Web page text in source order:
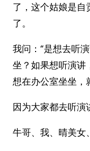
了，这个姑娘是
了。
我问：“是想去听
坐？如果想听演讲
想在办公室坐坐，
因为大家都去听演
牛哥、我、晴美女